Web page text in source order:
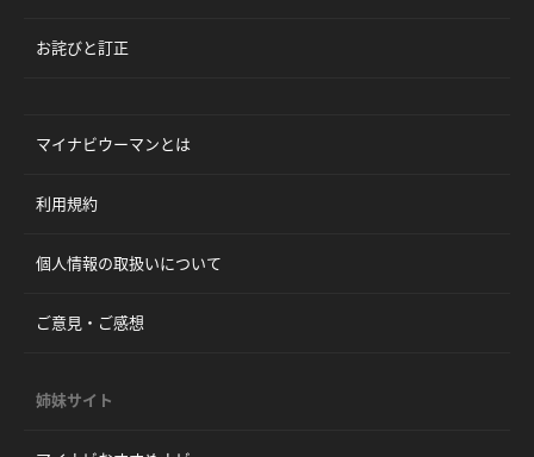
お詫びと訂正
マイナビウーマンとは
利用規約
個人情報の取扱いについて
ご意見・ご感想
姉妹サイト